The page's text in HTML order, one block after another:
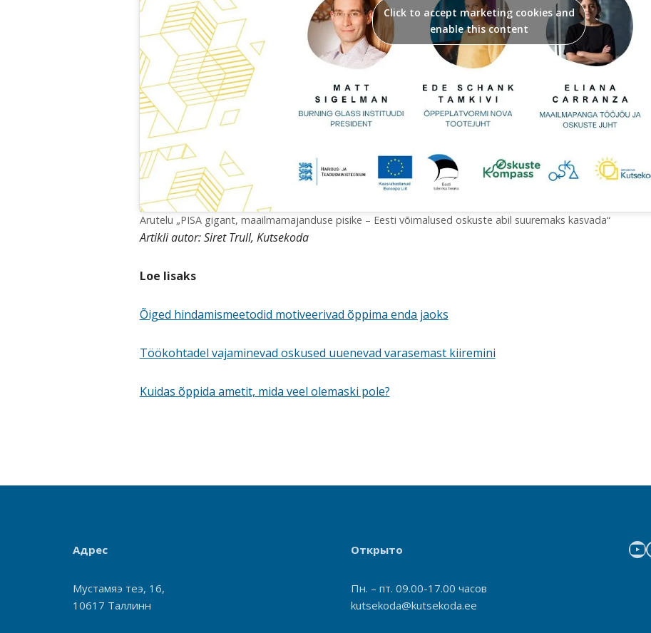
Click to accept marketing cookies and
enable this content
Arutelu „PISA gigant, maailmamajanduse pisike – Eesti võimalused oskuste abil suuremaks kasvada“
Artikli autor: Siret Trull, Kutsekoda
Loe lisaks
Õiged hindamismeetodid motiveerivad õppima enda jaoks
Töökohtadel vajaminevad oskused uuenevad varasemast kiiremini
Kuidas õppida ametit, mida veel olemaski pole?
Адрес
Мустамяэ теэ, 16,
10617 Таллинн
Открыто
Пн. – пт. 09.00-17.00 часов
kutsekoda@kutsekoda.ee